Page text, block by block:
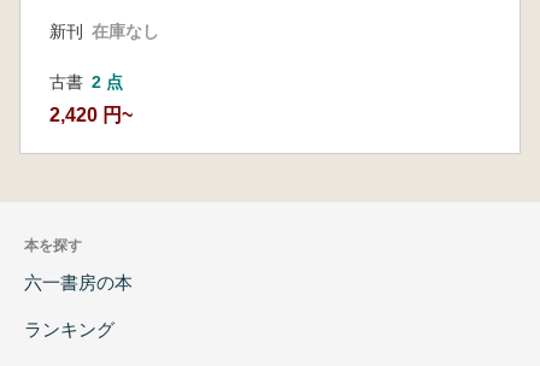
新刊 在庫なし
古書 2 点
2,420 円~
本を探す
六一書房の本
ランキング